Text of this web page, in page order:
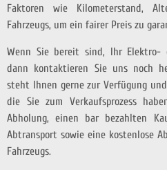
Faktoren wie Kilometerstand,
Fahrzeugs, um ein fairer Preis zu
Wenn Sie bereit sind, Ihr Elektro-
dann kontaktieren Sie uns noch
steht Ihnen gerne zur Verfügung
die Sie zum Verkaufsprozess
Abholung, einen bar bezahlten
Abtransport sowie eine kostenlose
Fahrzeugs.